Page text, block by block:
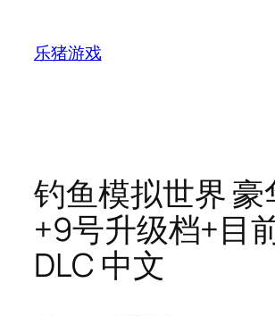
乐猪游戏
钓鱼模拟世界 豪
+9号升级档+目
DLC 中文